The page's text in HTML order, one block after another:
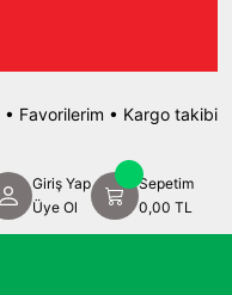
• Favorilerim • Kargo takibi
Giriş Yap
Üye Ol
Sepetim
0,00 TL